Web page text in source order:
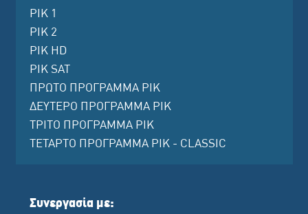
ΡΙΚ 1
ΡΙΚ 2
ΡΙΚ HD
ΡΙΚ SAT
ΠΡΩΤΟ ΠΡΟΓΡΑΜΜΑ ΡΙΚ
ΔΕΥΤΕΡΟ ΠΡΟΓΡΑΜΜΑ ΡΙΚ
ΤΡΙΤΟ ΠΡΟΓΡΑΜΜΑ ΡΙΚ
ΤΕΤΑΡΤΟ ΠΡΟΓΡΑΜΜΑ ΡΙΚ - CLASSIC
Συνεργασία με: